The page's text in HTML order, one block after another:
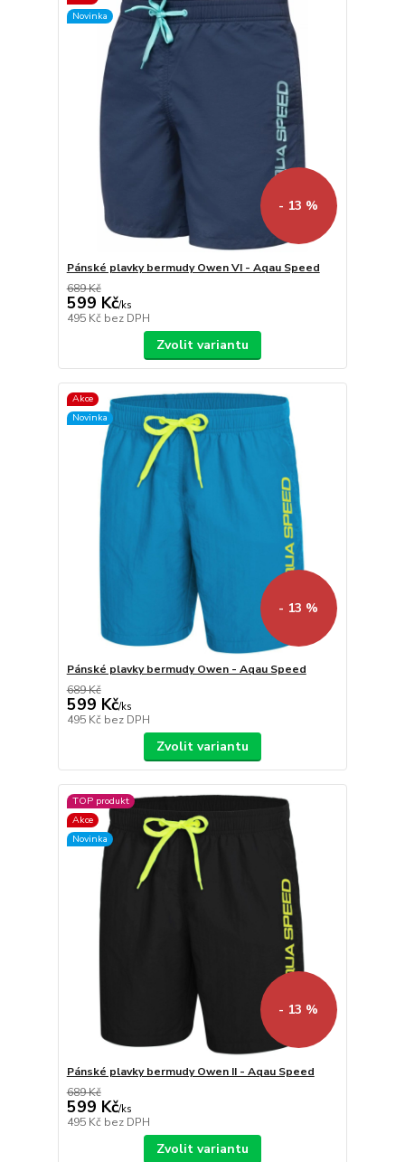
Novinka
- 13 %
Pánské plavky bermudy Owen VI - Aqau Speed
689 Kč
599 Kč/ks
495 Kč bez DPH
Zvolit variantu
Akce
Novinka
- 13 %
Pánské plavky bermudy Owen - Aqau Speed
689 Kč
599 Kč/ks
495 Kč bez DPH
Zvolit variantu
TOP produkt
Akce
Novinka
- 13 %
Pánské plavky bermudy Owen II - Aqau Speed
689 Kč
599 Kč/ks
495 Kč bez DPH
Zvolit variantu